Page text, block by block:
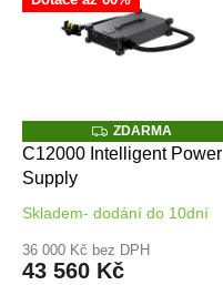
Z
D
A
A
ZDARMA
C12000 Intelligent Power
Supply
Skladem- dodání do 10dní
36 000 Kč bez DPH
43 560 Kč